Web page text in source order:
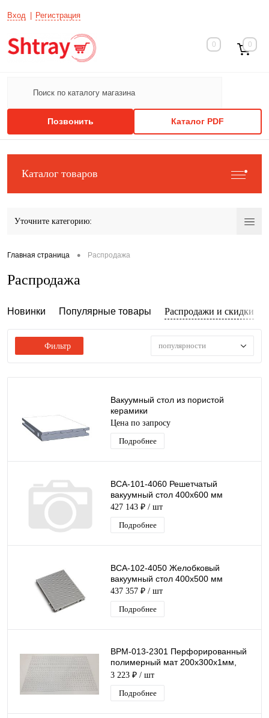
Вход Регистрация
0 0
Позвонить Каталог PDF
Каталог товаров
Уточните категорию:
Главная страница • Распродажа
Распродажа
Новинки Популярные товары Распродажи и скидки
Фильтр популярности
Вакуумный стол из пористой
керамики
Цена по запросу
Подробнее
ВСА-101-4060 Решетчатый
вакуумный стол 400х600 мм
427 143 ₽ / шт
Подробнее
ВСА-102-4050 Желобковый
вакуумный стол 400х500 мм
437 357 ₽ / шт
Подробнее
ВРМ-013-2301 Перфорированный
полимерный мат 200х300х1мм,
растр отверстий 10 мм.
3 223 ₽ / шт
Подробнее